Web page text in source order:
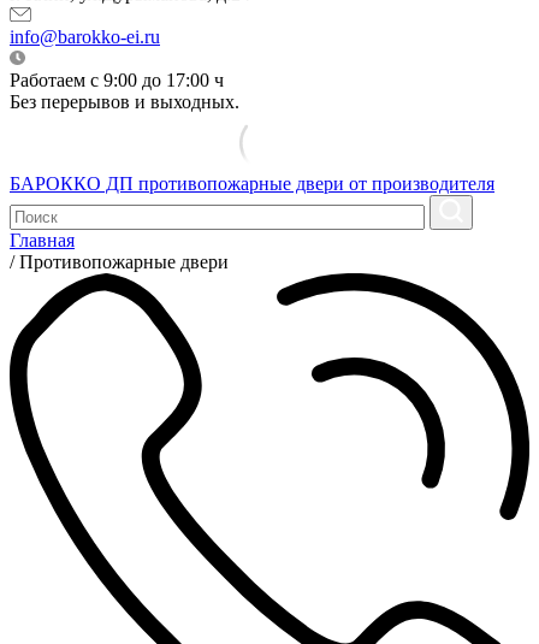
info@barokko-ei.ru
Работаем с 9:00 до 17:00 ч
Без перерывов и выходных.
БАРОККО ДП противопожарные двери от производителя
Главная
/ Противопожарные двери